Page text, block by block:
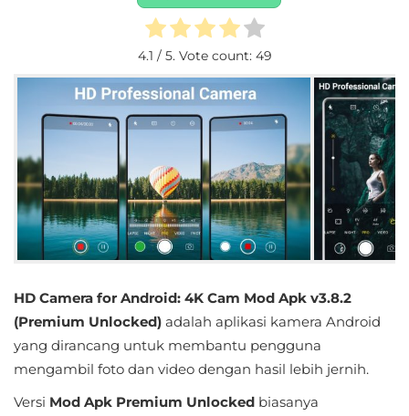
Educational
First
Person
Horror
Hypercasual
Music
Puzzle
4.1 / 5. Vote count: 49
HD Camera for Android: 4K Cam Mod Apk v3.8.2
(Premium Unlocked) adalah aplikasi kamera Android
yang dirancang untuk membantu pengguna
mengambil foto dan video dengan hasil lebih jernih.
Versi Mod Apk Premium Unlocked biasanya